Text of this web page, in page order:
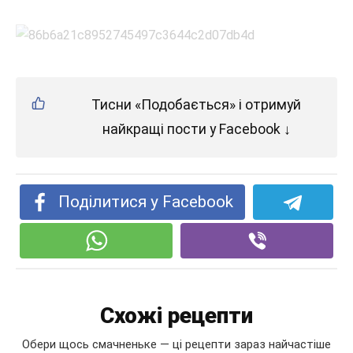
Тисни «Подобається» і отримуй
найкращі пости у Facebook ↓
Поділитися у Facebook
Схожі рецепти
Обери щось смачненьке — ці рецепти зараз найчастіше